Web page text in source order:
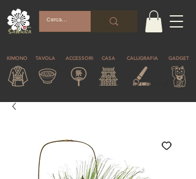
KIMONO TAVOLA ACCESSORI CASA CALLIGRAFIA GADGET
© Copyright